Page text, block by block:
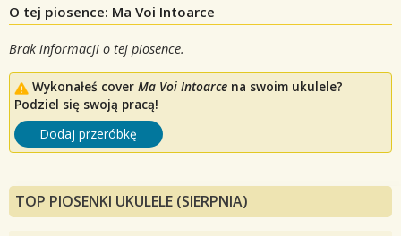
O tej piosence: Ma Voi Intoarce
Brak informacji o tej piosence.
Wykonałeś cover Ma Voi Intoarce na swoim ukulele?
Podziel się swoją pracą!
Dodaj przeróbkę
TOP PIOSENKI UKULELE (SIERPNIA)